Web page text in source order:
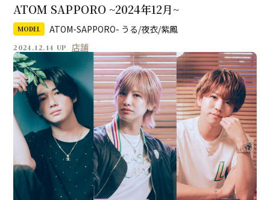
ATOM SAPPORO ~2024年12月~
MODEL ATOM-SAPPORO- うる/夜衣/紫鳳
2024.12.14 UP 店舗